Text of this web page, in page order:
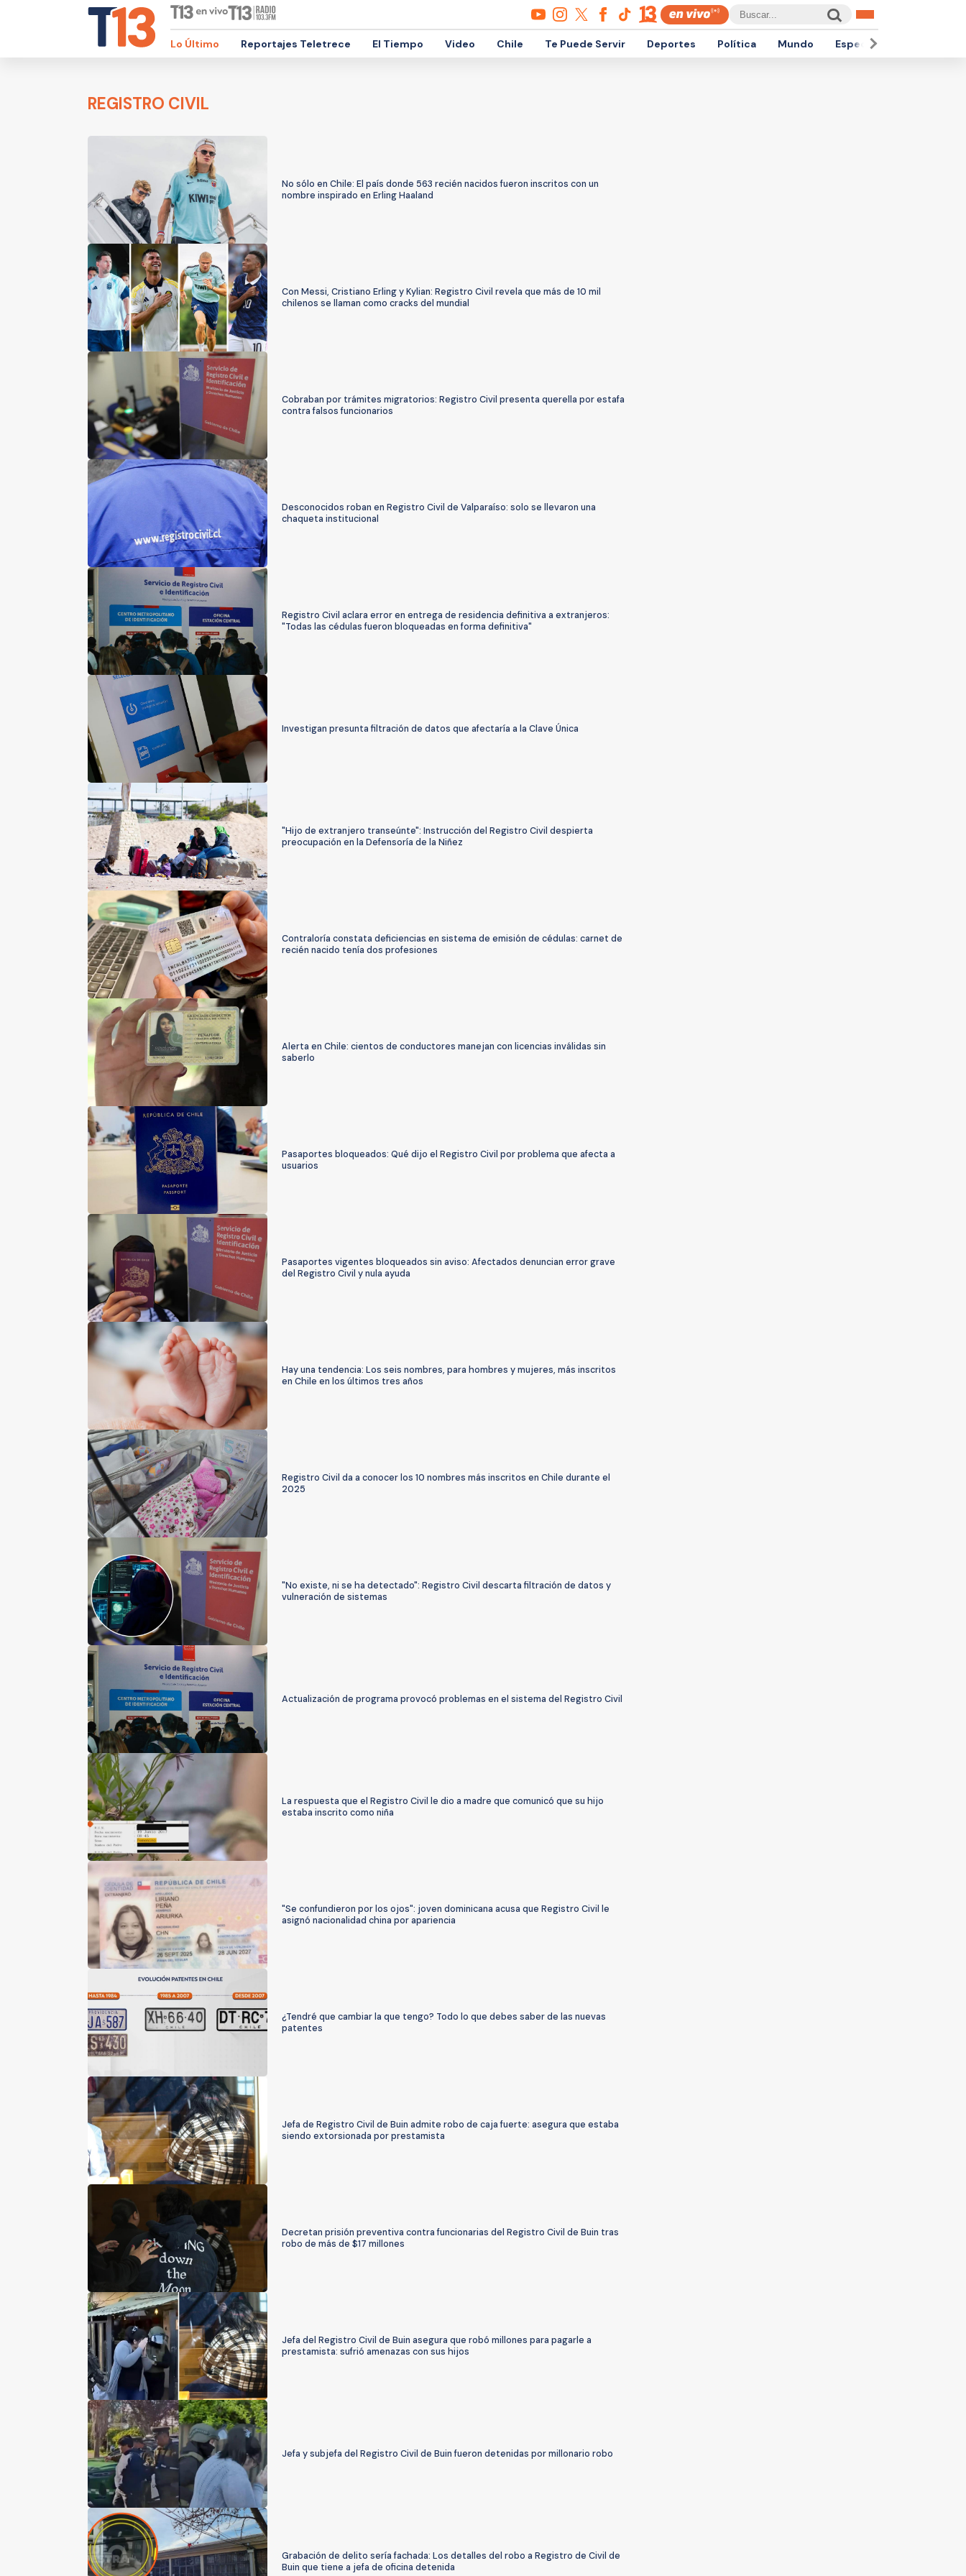
Lo Último Reportajes Teletrece El Tiempo Video Chile Te Puede Servir Deportes Política Mundo Espectáculos
REGISTRO CIVIL
No sólo en Chile: El país donde 563 recién nacidos fueron inscritos con un
nombre inspirado en Erling Haaland
Con Messi, Cristiano Erling y Kylian: Registro Civil revela que más de 10 mil
chilenos se llaman como cracks del mundial
Cobraban por trámites migratorios: Registro Civil presenta querella por estafa
contra falsos funcionarios
Desconocidos roban en Registro Civil de Valparaíso: solo se llevaron una
chaqueta institucional
Registro Civil aclara error en entrega de residencia definitiva a extranjeros:
"Todas las cédulas fueron bloqueadas en forma definitiva"
Investigan presunta filtración de datos que afectaría a la Clave Única
"Hijo de extranjero transeúnte": Instrucción del Registro Civil despierta
preocupación en la Defensoría de la Niñez
Contraloría constata deficiencias en sistema de emisión de cédulas: carnet de
recién nacido tenía dos profesiones
Alerta en Chile: cientos de conductores manejan con licencias inválidas sin
saberlo
Pasaportes bloqueados: Qué dijo el Registro Civil por problema que afecta a
usuarios
Pasaportes vigentes bloqueados sin aviso: Afectados denuncian error grave
del Registro Civil y nula ayuda
Hay una tendencia: Los seis nombres, para hombres y mujeres, más inscritos
en Chile en los últimos tres años
Registro Civil da a conocer los 10 nombres más inscritos en Chile durante el
2025
"No existe, ni se ha detectado": Registro Civil descarta filtración de datos y
vulneración de sistemas
Actualización de programa provocó problemas en el sistema del Registro Civil
La respuesta que el Registro Civil le dio a madre que comunicó que su hijo
estaba inscrito como niña
"Se confundieron por los ojos": joven dominicana acusa que Registro Civil le
asignó nacionalidad china por apariencia
¿Tendré que cambiar la que tengo? Todo lo que debes saber de las nuevas
patentes
Jefa de Registro Civil de Buin admite robo de caja fuerte: asegura que estaba
siendo extorsionada por prestamista
Decretan prisión preventiva contra funcionarias del Registro Civil de Buin tras
robo de más de $17 millones
Jefa del Registro Civil de Buin asegura que robó millones para pagarle a
prestamista: sufrió amenazas con sus hijos
Jefa y subjefa del Registro Civil de Buin fueron detenidas por millonario robo
Grabación de delito sería fachada: Los detalles del robo a Registro de Civil de
Buin que tiene a jefa de oficina detenida